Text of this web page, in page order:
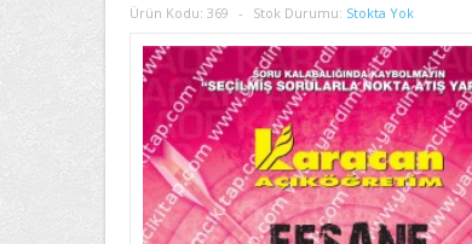
Ürün Kodu: 369 Stok Durumu: Stokta Yok